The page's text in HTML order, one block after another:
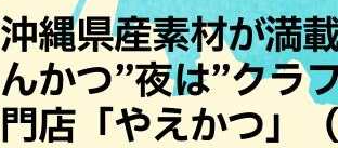
ステー
その他
ブッフェ
沖縄県産素材が満
んかつ”夜は”クラ
門店「やえかつ」